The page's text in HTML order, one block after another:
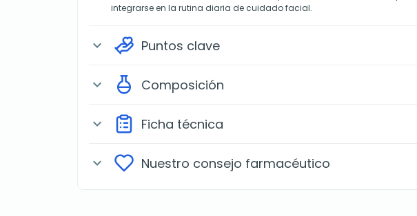
integrarse en la rutina diaria de cuidado facial.
expand_more Puntos clave
expand_more Composición
expand_more Ficha técnica
expand_more Nuestro consejo farmacéutico